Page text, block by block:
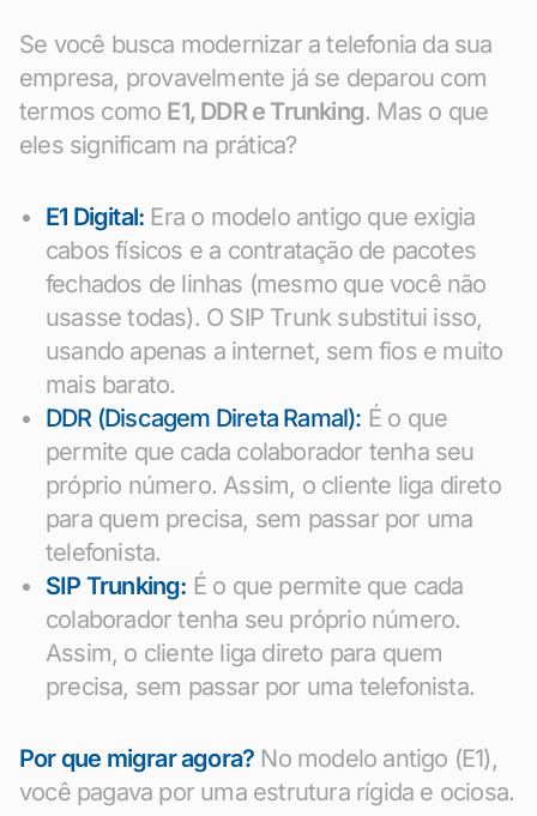
Se você busca modernizar a telefonia da sua
empresa, provavelmente já se deparou com
termos como E1, DDR e Trunking. Mas o que
eles significam na prática?
E1 Digital: Era o modelo antigo que exigia
cabos físicos e a contratação de pacotes
fechados de linhas (mesmo que você não
usasse todas). O SIP Trunk substitui isso,
usando apenas a internet, sem fios e muito
mais barato.
DDR (Discagem Direta Ramal): É o que
permite que cada colaborador tenha seu
próprio número. Assim, o cliente liga direto
para quem precisa, sem passar por uma
telefonista.
SIP Trunking: É o que permite que cada
colaborador tenha seu próprio número.
Assim, o cliente liga direto para quem
precisa, sem passar por uma telefonista.
Por que migrar agora? No modelo antigo (E1),
você pagava por uma estrutura rígida e ociosa.